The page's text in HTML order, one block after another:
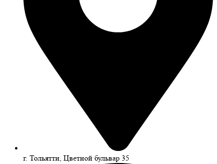
г. Тольятти, Цветной бульвар 35